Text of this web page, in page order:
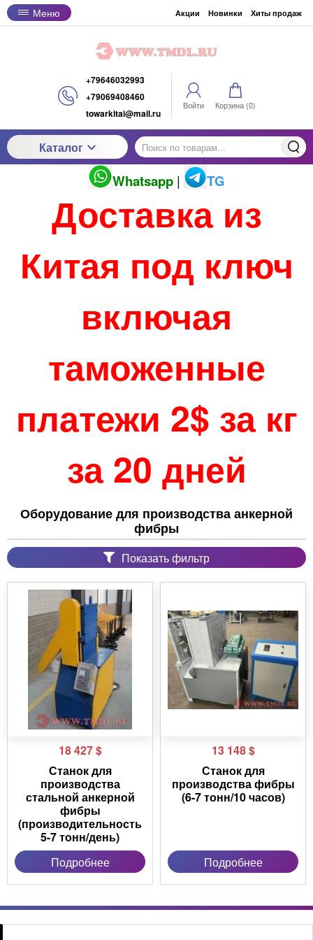
Меню Акции Новинки Хиты продаж
+79646032993
+79069408460
towarkitai@mail.ru
Войти Корзина (0)
Каталог
Whatsapp | TG
Доставка из
Китая под ключ
включая
таможенные
платежи 2$ за кг
за 20 дней
Оборудование для производства анкерной
фибры
Показать фильтр
18 427$
Станок для
производства
стальной анкерной
фибры
(производительность
5-7 тонн/день)
Подробнее
13 148$
Станок для
производства фибры
(6-7 тонн/10 часов)
Подробнее